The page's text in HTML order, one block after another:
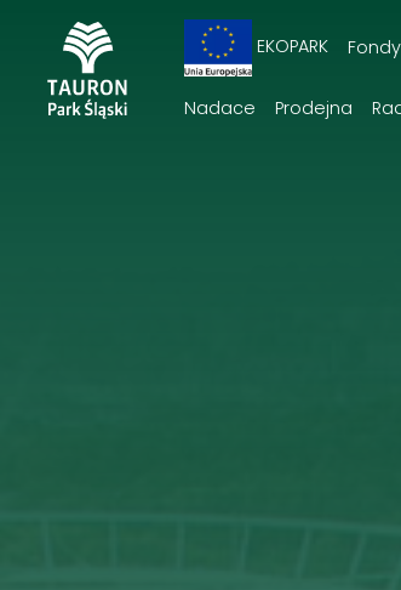
EKOPARK Fondy
Nadace Prodejna